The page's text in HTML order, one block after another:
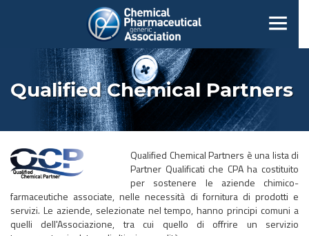
Qualified Chemical Partners
Qualified Chemical Partners è una lista di
Partner Qualificati che CPA ha costituito
per sostenere le aziende chimico-
farmaceutiche associate, nelle necessità di fornitura di prodotti e
servizi. Le aziende, selezionate nel tempo, hanno principi comuni a
quelli dell'Associazione, tra cui quello di offrire un servizio